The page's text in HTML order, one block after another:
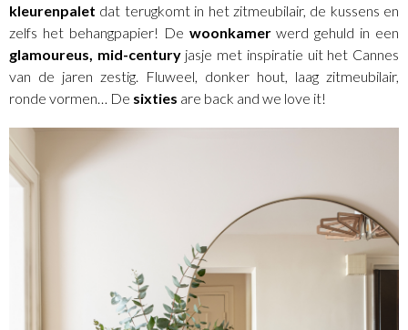
kleurenpalet dat terugkomt in het zitmeubilair, de kussens en
zelfs het behangpapier! De woonkamerwerd gehuld in een
glamoureus, mid-centuryjasje met inspiratie uit het Cannes
van de jaren zestig. Fluweel, donker hout, laag zitmeubilair,
ronde vormen… De sixties are back and we love it!